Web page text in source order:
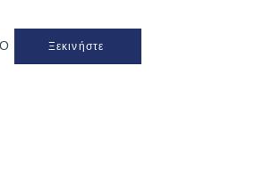
Ξεκινήστε